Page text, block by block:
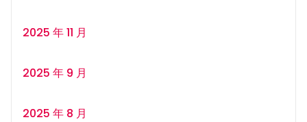
2025 年 11 月
2025 年 9 月
2025 年 8 月